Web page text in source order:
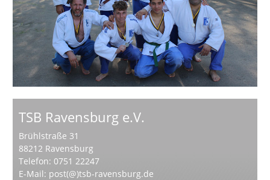
TSB Ravensburg e.V.
Brühlstraße 31
88212 Ravensburg
Telefon: 0751 22247
E-Mail: post(@)tsb-ravensburg.de